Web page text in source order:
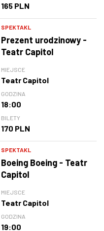
165 PLN
SPEKTAKL
Prezent urodzinowy -
Teatr Capitol
MIEJSCE
Teatr Capitol
GODZINA
18:00
BILETY
170 PLN
SPEKTAKL
Boeing Boeing - Teatr
Capitol
MIEJSCE
Teatr Capitol
GODZINA
19:00